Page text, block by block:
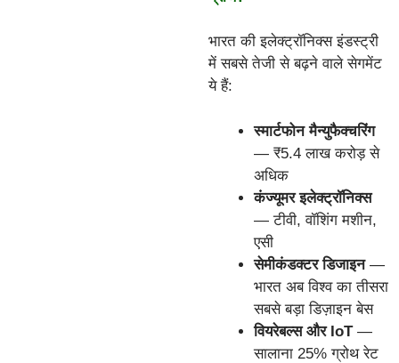
भारत की इलेक्ट्रॉनिक्स इंडस्ट्री
में सबसे तेजी से बढ़ने वाले सेगमेंट
ये हैं:
स्मार्टफोन मैन्युफैक्चरिंग
— ₹5.4 लाख करोड़ से
अधिक
कंज्यूमर इलेक्ट्रॉनिक्स
— टीवी, वॉशिंग मशीन,
एसी
सेमीकंडक्टर डिजाइन—
भारत अब विश्व का तीसरा
सबसे बड़ा डिज़ाइन बेस
वियरेबल्स और IoT—
सालाना 25% ग्रोथ रेट